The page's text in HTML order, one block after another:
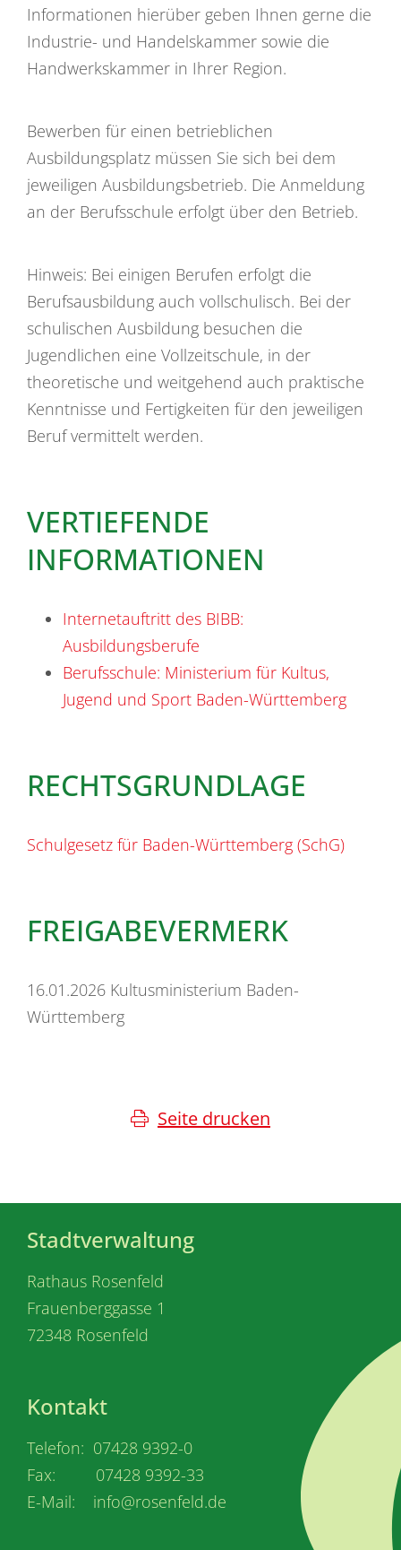
Informationen hierüber geben Ihnen gerne die
Industrie- und Handelskammer sowie die
Handwerkskammer in Ihrer Region.
Bewerben für einen betrieblichen
Ausbildungsplatz müssen Sie sich bei dem
jeweiligen Ausbildungsbetrieb. Die Anmeldung
an der Berufsschule erfolgt über den Betrieb.
Hinweis: Bei einigen Berufen erfolgt die
Berufsausbildung auch vollschulisch. Bei der
schulischen Ausbildung besuchen die
Jugendlichen eine Vollzeitschule, in der
theoretische und weitgehend auch praktische
Kenntnisse und Fertigkeiten für den jeweiligen
Beruf vermittelt werden.
VERTIEFENDE
INFORMATIONEN
Internetauftritt des BIBB:
Ausbildungsberufe
Berufsschule: Ministerium für Kultus,
Jugend und Sport Baden-Württemberg
RECHTSGRUNDLAGE
Schulgesetz für Baden-Württemberg (SchG)
FREIGABEVERMERK
16.01.2026 Kultusministerium Baden-
Württemberg
Seite drucken
Stadtverwaltung
Rathaus Rosenfeld
Frauenberggasse 1
72348 Rosenfeld
Kontakt
Telefon: 07428 9392-0
Fax: 07428 9392-33
E-Mail: info@rosenfeld.de